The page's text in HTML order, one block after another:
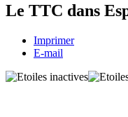
Le TTC dans
Imprimer
E-mail